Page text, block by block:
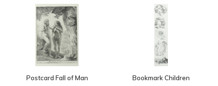
Postcard Fall of Man Bookmark Children